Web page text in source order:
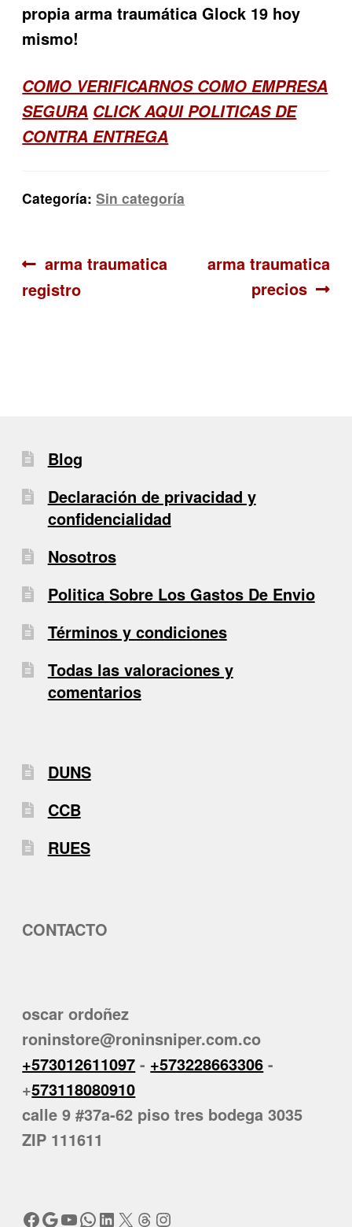
propia arma traumática Glock 19 hoy
mismo!
COMO VERIFICARNOS COMO EMPRESA
SEGURA CLICK AQUI POLITICAS DE
CONTRA ENTREGA
Categoría:Sin categoría
Navegación
de
Anterior:
arma traumatica
registro
Siguiente:
arma traumatica
precios
Blog
Declaración de privacidad y
confidencialidad
Nosotros
Politica Sobre Los Gastos De Envio
Términos y condiciones
Todas las valoraciones y
comentarios
DUNS
CCB
RUES
CONTACTO
oscar ordoñez
roninstore@roninsniper.com.co
+573012611097 - +573228663306 -
+573118080910
calle 9 #37a-62 piso tres bodega 3035
ZIP 111611
Facebook
Google
YouTube
WhatsApp
LinkedIn
X Threads
Instagram